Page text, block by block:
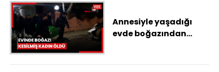
Annesiyle yaşadığı
evde boğazından